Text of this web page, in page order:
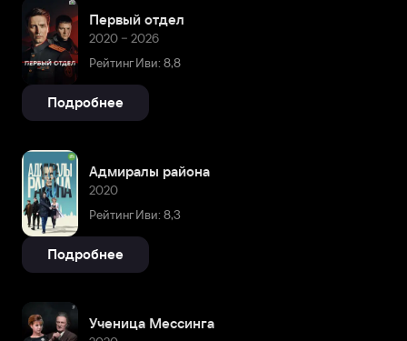
Первый отдел
2020 – 2026
Рейтинг Иви: 8,8
Подробнее
Адмиралы района
2020
Рейтинг Иви: 8,3
Подробнее
Ученица Мессинга